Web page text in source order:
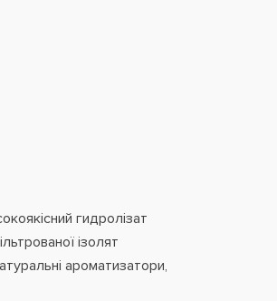
гидролізат
ізолят
ароматизатори,